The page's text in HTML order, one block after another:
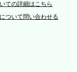
ての詳細はこちら
ついて問い合わせる